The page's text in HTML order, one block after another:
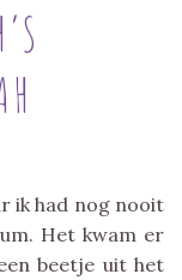
ik had nog nooit
Het kwam er
beetje uit het